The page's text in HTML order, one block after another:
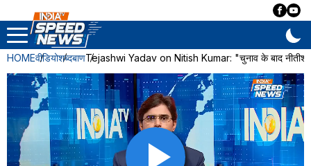
HOMEवीडियोशब्दबाणTejashwi Yadav on Nitish Kumar: "चुनाव के बाद नीतीश